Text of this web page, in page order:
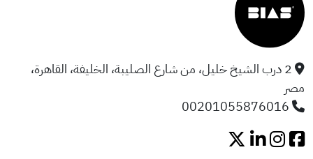
2 درب الشيخ خليل، من شارع الصليبة، الخليفة، القاهرة،
مصر